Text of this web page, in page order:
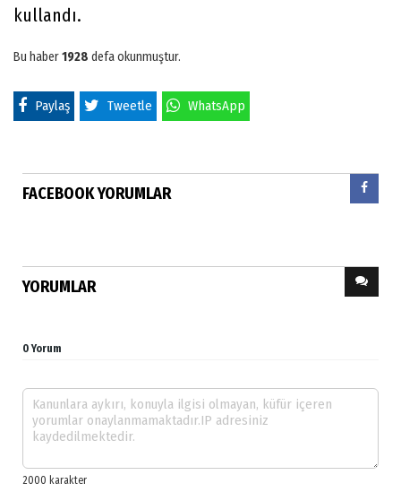
kullandı.
Bu haber1928 defa okunmuştur.
Paylaş Tweetle WhatsApp
FACEBOOK YORUMLAR
YORUMLAR
0 Yorum